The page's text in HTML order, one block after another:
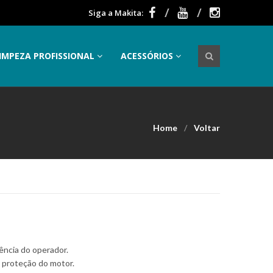
Siga a Makita:
PROFISSIONAL ACESSÓRIOS
Home Voltar
do operador.
do motor.